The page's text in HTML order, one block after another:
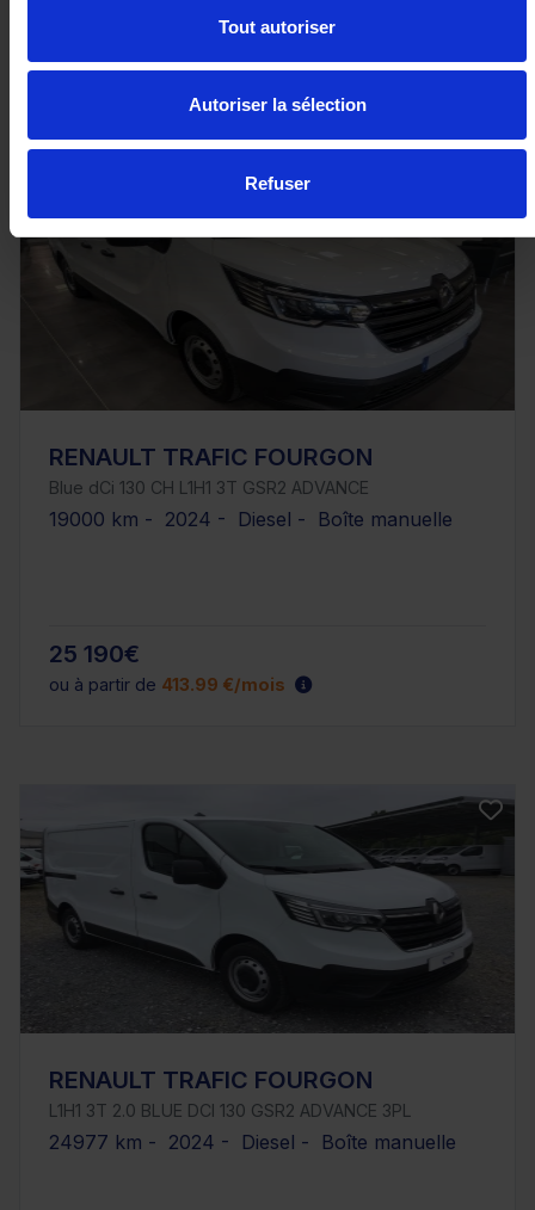
Tout autoriser
Autoriser la sélection
Refuser
ou à partir de547.54 €/mois
RENAULT TRAFIC FOURGON
Blue dCi 130 CH L1H1 3T GSR2 ADVANCE
19000 km - 2024 - Diesel - Boîte manuelle
25 190€
ou à partir de 413.99 €/mois
RENAULT TRAFIC FOURGON
L1H1 3T 2.0 BLUE DCI 130 GSR2 ADVANCE 3PL
24977 km - 2024 - Diesel - Boîte manuelle